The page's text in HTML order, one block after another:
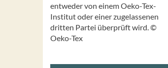
entweder von einem Oeko-Tex-
Institut oder einer zugelassenen
dritten Partei überprüft wird. ©
Oeko-Tex